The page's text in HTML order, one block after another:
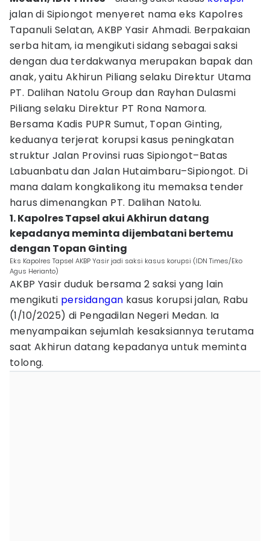
jalan di Sipiongot menyeret nama eks Kapolres
Tapanuli Selatan, AKBP Yasir Ahmadi. Berpakaian
serba hitam, ia mengikuti sidang sebagai saksi
dengan dua terdakwanya merupakan bapak dan
anak, yaitu Akhirun Piliang selaku Direktur Utama
PT. Dalihan Natolu Group dan Rayhan Dulasmi
Piliang selaku Direktur PT Rona Namora.
Bersama Kadis PUPR Sumut, Topan Ginting,
keduanya terjerat korupsi kasus peningkatan
struktur Jalan Provinsi ruas Sipiongot–Batas
Labuanbatu dan Jalan Hutaimbaru–Sipiongot. Di
mana dalam kongkalikong itu memaksa tender
harus dimenangkan PT. Dalihan Natolu.
1. Kapolres Tapsel akui Akhirun datang
kepadanya meminta dijembatani bertemu
dengan Topan Ginting
Eks Kapolres Tapsel AKBP Yasir jadi saksi kasus korupsi (IDN Times/Eko
Agus Herianto)
AKBP Yasir duduk bersama 2 saksi yang lain
mengikuti persidangan kasus korupsi jalan, Rabu
(1/10/2025) di Pengadilan Negeri Medan. Ia
menyampaikan sejumlah kesaksiannya terutama
saat Akhirun datang kepadanya untuk meminta
tolong.